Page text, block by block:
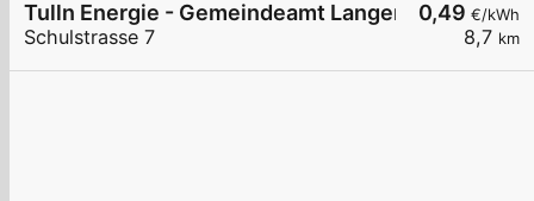
0,49 €/kWh
8,7 km
Tulln Energie - Gemeindeamt Langenrohr 1
Schulstrasse 7